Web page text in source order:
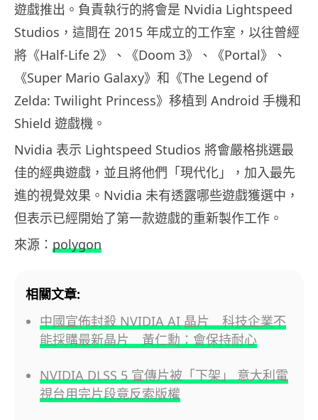
遊戲推出。負責執行的將會是 Nvidia Lightspeed
Studios，這間在 2015 年成立的工作室，以往曾經
將《Half-Life 2》、《Doom 3》、《Portal》、
《Super Mario Galaxy》和《The Legend of
Zelda: Twilight Princess》移植到 Android 手機和
Shield 遊戲機。
Nvidia 表示 Lightspeed Studios 將會嚴格挑選最
佳的經典遊戲，並且將他們「現代化」，加入最先
進的視覺效果。Nvidia 未有透露哪些遊戲獲選中，
但表示已經開始了第一款遊戲的重新製作工作。
來源： polygon
相關文章:
中國宣佈封殺 NVIDIA AI 晶片 科技企業不
能採購最新晶片 黃仁勳：會保持耐心
NVIDIA DLSS 5 宣傳片被「下架」 意大利電
視台用完片段竟反索版權